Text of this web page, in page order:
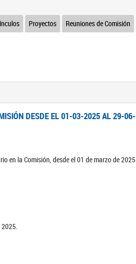
Reuniones de Comisión
Proyectos
DESDE EL 01-03-2025 AL 29-06-
en la Comisión, desde el 01 de marzo de 2025